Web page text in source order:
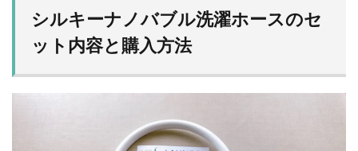
シルキーナノバブル洗濯ホースのセ
ット内容と購入方法